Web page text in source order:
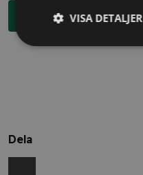
Boka rådgivning
Dela
VISA DETALJER